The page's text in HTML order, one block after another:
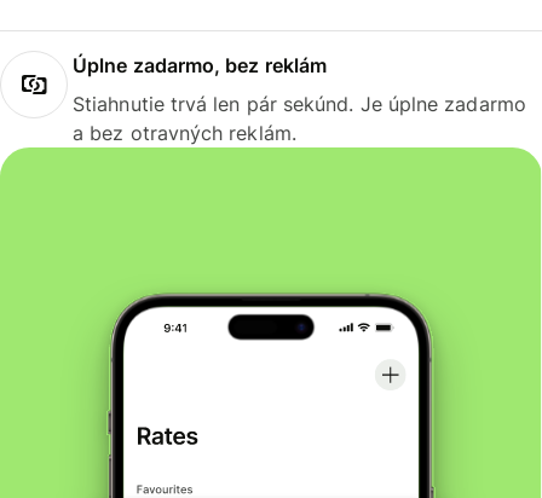
Úplne zadarmo, bez reklám
Stiahnutie trvá len pár sekúnd. Je úplne zadarmo
a bez otravných reklám.